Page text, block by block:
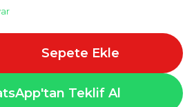
Sepete Ekle
Teklif Al